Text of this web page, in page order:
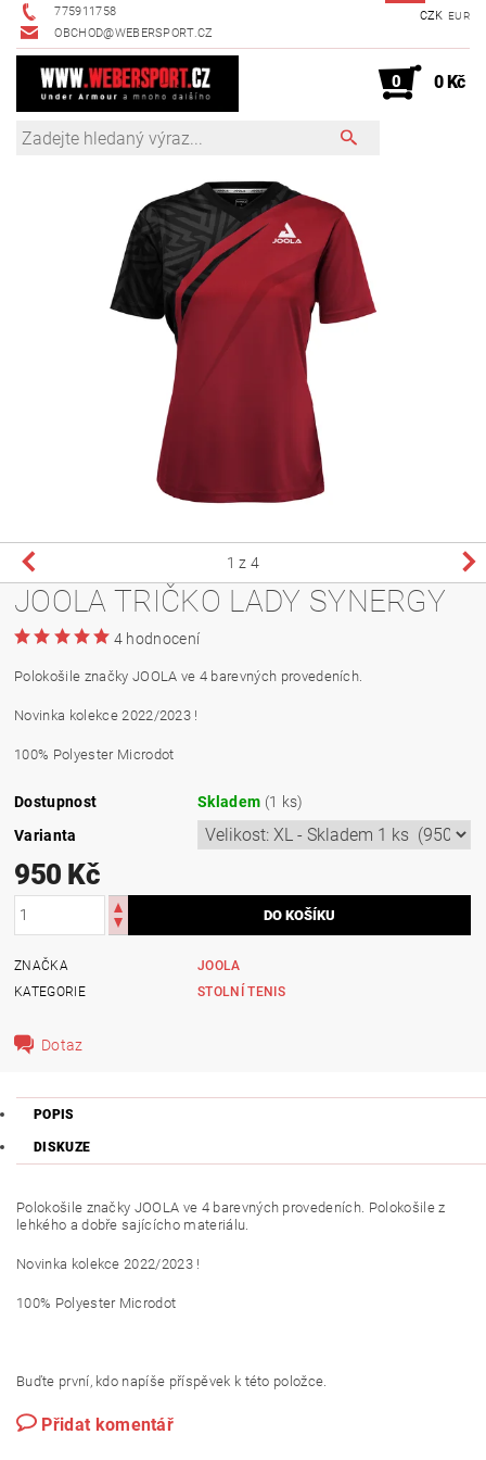
775911758
OBCHOD@WEBERSPORT.CZ
CZK EUR
0 0 Kč
1 z 4
JOOLA TRIČKO LADY SYNERGY
4 hodnocení
Polokošile značky JOOLA ve 4 barevných provedeních.
Novinka kolekce 2022/2023 !
100% Polyester Microdot
Dostupnost Skladem (1 ks)
Varianta
950 Kč
ZNAČKA
JOOLA
KATEGORIE
STOLNÍ TENIS
Dotaz
POPIS
DISKUZE
Polokošile značky JOOLA ve 4 barevných provedeních. Polokošile z
lehkého a dobře sajícícho materiálu.
Novinka kolekce 2022/2023 !
100% Polyester Microdot
Buďte první, kdo napíše příspěvek k této položce.
Přidat komentář